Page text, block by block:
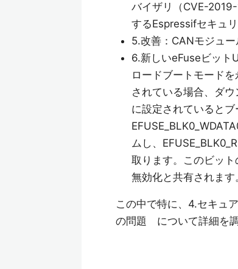
バイザリ（CVE-
するEspressifセキュ
5.改善：CANモジュ
6.新しいeFuseビット
ロードブートモード
されている場合、ダ
に設定されているとブ
ムし、
取ります。このビッ
無効化と共有されます
この中で特に、4.セキュ
の問題 について詳細を調